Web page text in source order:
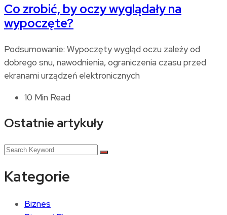
Co zrobić, by oczy wyglądały na
wypoczęte?
Podsumowanie: Wypoczęty wygląd oczu zależy od
dobrego snu, nawodnienia, ograniczenia czasu przed
ekranami urządzeń elektronicznych
10 Min Read
Ostatnie artykuły
Kategorie
Biznes